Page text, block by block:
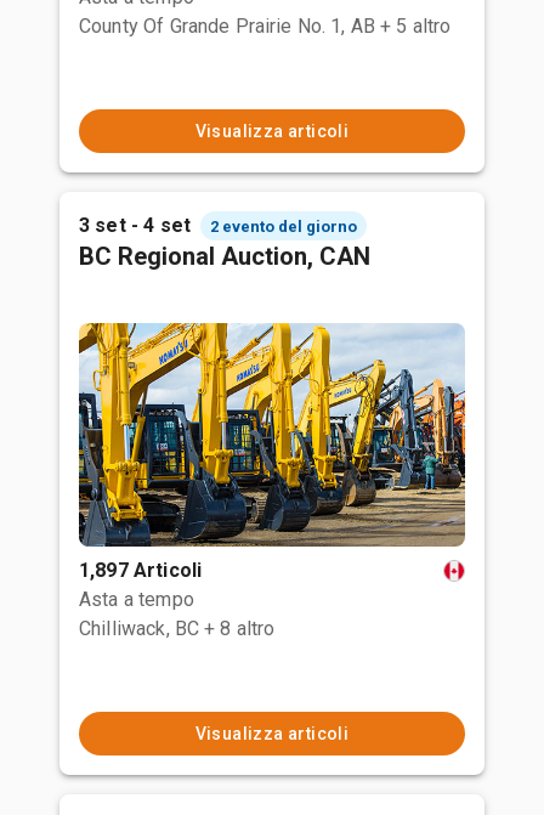
County Of Grande Prairie No. 1, AB + 5 altro
Visualizza articoli
3 set - 4 set 2 evento del giorno
BC Regional Auction, CAN
1,897 Articoli
Asta a tempo
Chilliwack, BC + 8 altro
Visualizza articoli